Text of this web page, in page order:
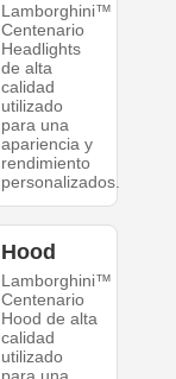
Lamborghini™
Centenario
Headlights
de alta
calidad
utilizado
para una
apariencia y
rendimiento
personalizados.
Hood
Lamborghini™
Centenario
Hood de alta
calidad
utilizado